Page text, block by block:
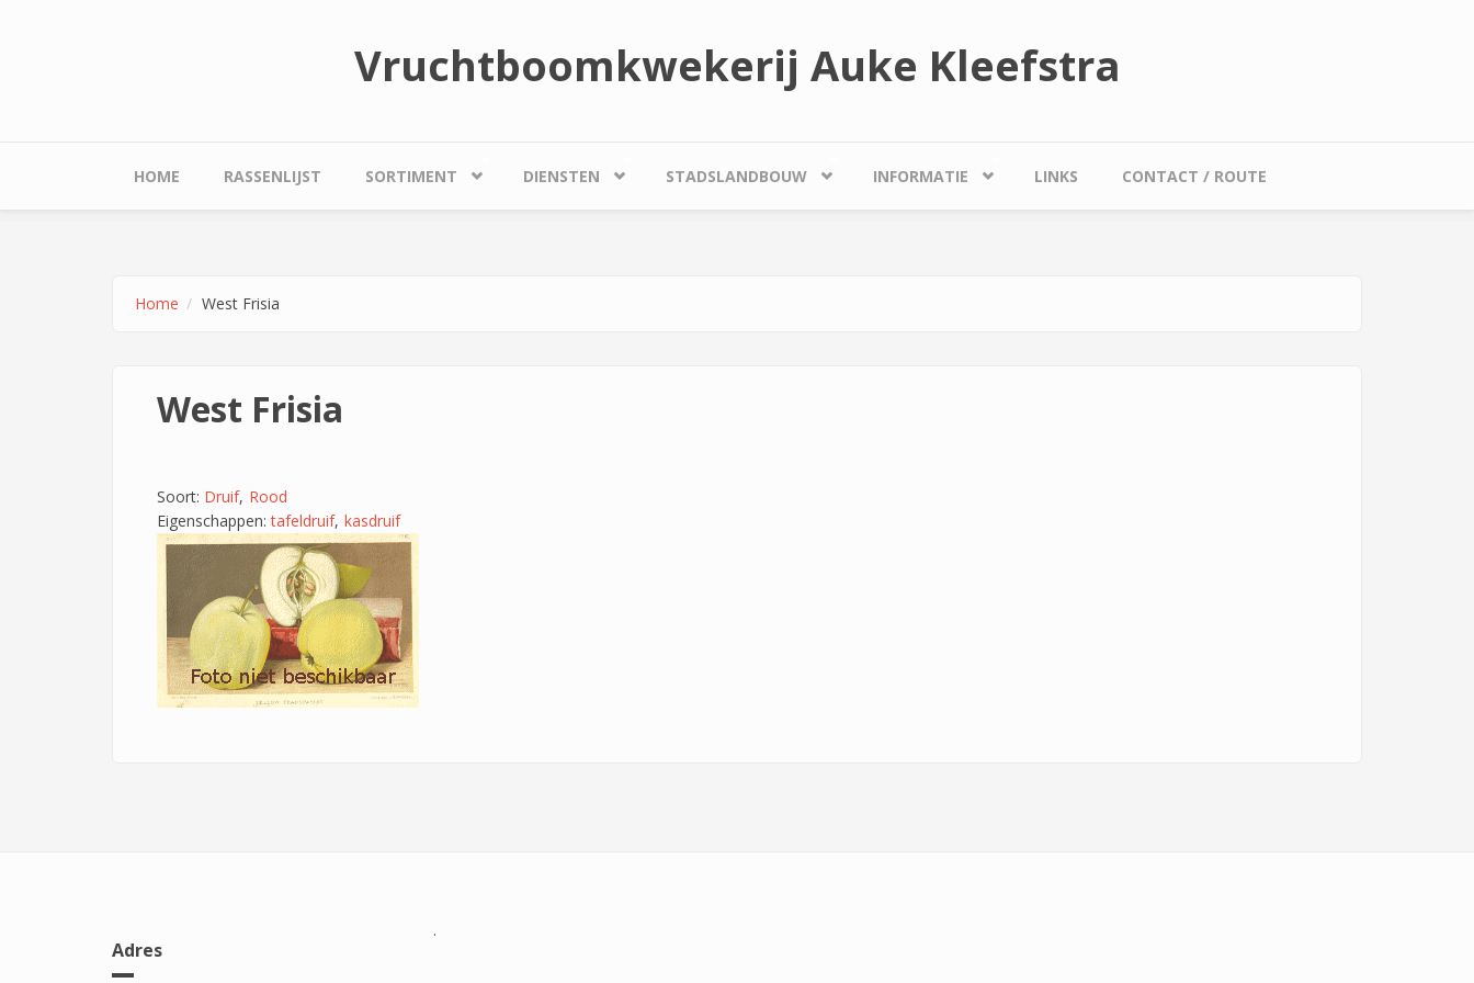
Vruchtboomkwekerij Auke Kleefstra
HOME RASSENLIJST SORTIMENT DIENSTEN STADSLANDBOUW INFORMATIE LINKS CONTACT / ROUTE
Home West Frisia
West Frisia
Soort: Druif Rood
Eigenschappen:tafeldruif kasdruif
Adres
.